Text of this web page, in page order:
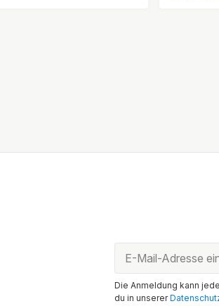
Die Anmeldung kann
du in unserer